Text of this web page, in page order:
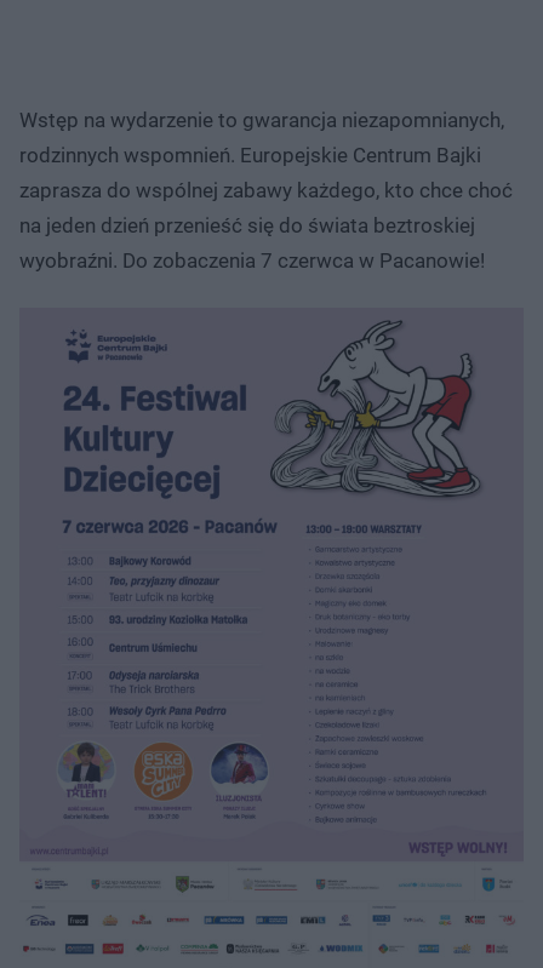
Wstęp na wydarzenie to gwarancja niezapomnianych,
rodzinnych wspomnień. Europejskie Centrum Bajki
zaprasza do wspólnej zabawy każdego, kto chce choć
na jeden dzień przenieść się do świata beztroskiej
wyobraźni. Do zobaczenia 7 czerwca w Pacanowie!